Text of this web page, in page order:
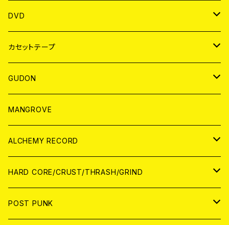
ANALOG
アパレル
BADGE
DVD
JAPAN
WORLD
カセットテープ
JAPAN
WORLD
GUDON
アパレル
PATCH
アナログ
DIGITAL CONTENTS
MANGROVE
ALCHEMY RECORD
CD
ANALOG
HARD CORE/CRUST/THRASH/GRIND
JAPAN
POST PUNK